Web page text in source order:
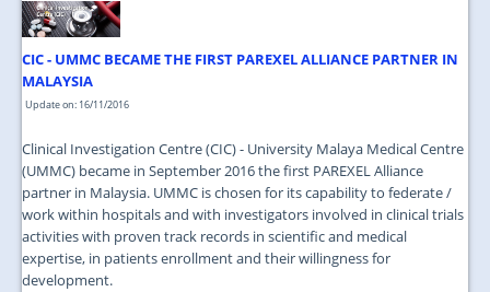
CIC - UMMC BECAME THE FIRST PAREXEL ALLIANCE PARTNER IN
MALAYSIA
Update on: 16/11/2016
Clinical Investigation Centre (CIC) - University Malaya Medical Centre
(UMMC) became in September 2016 the first PAREXEL Alliance
partner in Malaysia. UMMC is chosen for its capability to federate /
work within hospitals and with investigators involved in clinical trials
activities with proven track records in scientific and medical
expertise, in patients enrollment and their willingness for
development.